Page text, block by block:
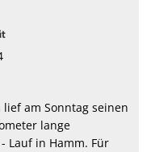
lief am Sonntag seinen
lange
Lauf in Hamm. Für